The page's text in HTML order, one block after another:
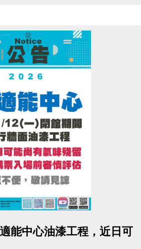
能中心油漆工程，近日可